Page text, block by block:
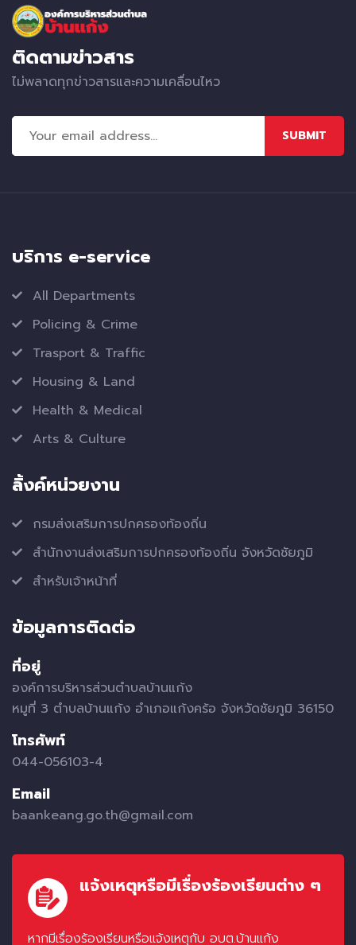
ติดตามข่าวสาร
ไม่พลาดทุกข่าวสารและความเคลื่อนไหว
SUBMIT
บริการ e-service
All Departments
Policing & Crime
Trasport & Traffic
Housing & Land
Health & Medical
Arts & Culture
ลิ้งค์หน่วยงาน
กรมส่งเสริมการปกครองท้องถิ่น
สำนักงานส่งเสริมการปกครองท้องถิ่น จังหวัดชัยภูมิ
สำหรับเจ้าหน้าที่
ข้อมูลการติดต่อ
ที่อยู่
องค์การบริหารส่วนตำบลบ้านแก้ง
หมูที่ 3 ตำบลบ้านแก้ง อำเภอแก้งคร้อ จังหวัดชัยภูมิ 36150
โทรศัพท์
044-056103-4
Email
baankeang.go.th@gmail.com
แจ้งเหตุหรือมีเรื่องร้องเรียนต่าง ๆ
หากมีเรื่องร้องเรียนหรือแจ้งเหตุกับ อบต.บ้านแก้ง